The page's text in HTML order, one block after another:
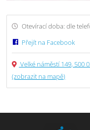
Otevírací doba: dle
Přejít na Facebook
Velké náměstí 149, 500
(zobrazit na mapě)